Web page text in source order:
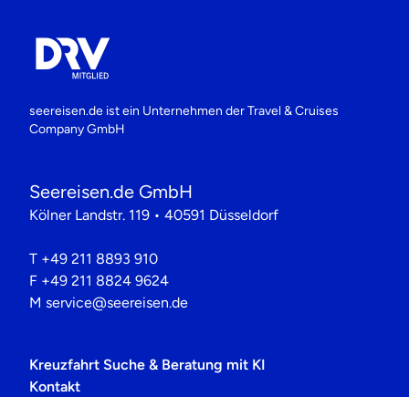
seereisen.de ist ein Unternehmen derTravel & Cruises
Company GmbH
Seereisen.de GmbH
Kölner Landstr. 119 • 40591 Düsseldorf
T +49 211 8893 910
F +49 211 8824 9624
M service@seereisen.de
Kreuzfahrt Suche & Beratung mit KI
Kontakt